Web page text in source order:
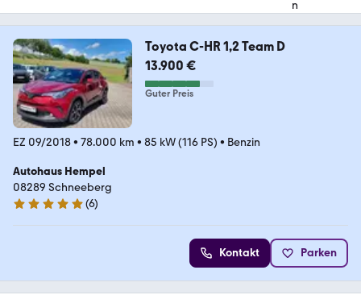
Toyota C-HR 1,2 Team D
13.900 €
Guter Preis
EZ 09/2018• 78.000 km • 85 kW (116 PS) • Benzin
Autohaus Hempel
08289 Schneeberg
5 Sterne
(6)
Kontakt Parken